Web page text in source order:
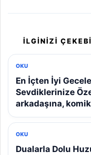
İLGINIZI
OKU
En İçten İyi
Sevdiklerinize
arkadaşına, komik
OKU
Dualarla Dolu